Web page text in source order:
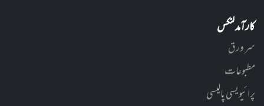
کارآمد لنکس
سر ورق
مطبوعات
پرائیویسی پالیسی